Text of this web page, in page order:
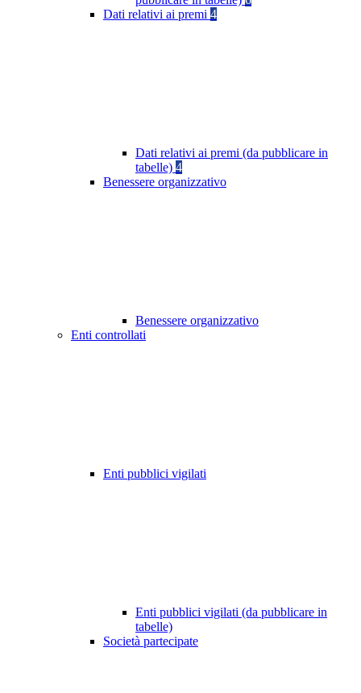
Dati relativi ai premi 4
Dati relativi ai premi (da pubblicare in
tabelle) 4
Benessere organizzativo
Benessere organizzativo
Enti controllati
Enti pubblici vigilati
Enti pubblici vigilati (da pubblicare in
tabelle)
Società partecipate